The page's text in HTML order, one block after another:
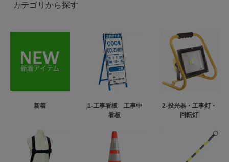
カテゴリから探す
新着
1-工事看板 工事中
看板
2-投光器・工事灯・
回転灯